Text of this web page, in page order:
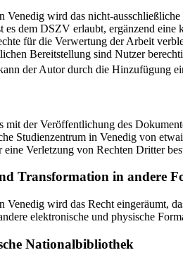
Venedig wird das nicht-
es dem DSZV erlaubt, ergänzend
für die Verwertung der Arbeit
Bereitstellung sind Nutzer
der Autor durch die Hinzufügung
mit der Veröffentlichung des
Studienzentrum in Venedig von
Verletzung von Rechten Dritter
Transformation in andere
Venedig wird das Recht eingeräumt,
elektronische und physische
Nationalbibliothek